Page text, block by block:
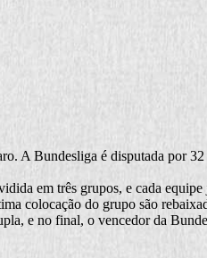
A Bundesliga é disputada por
em três grupos, e cada
colocação do grupo são
e no final, o vencedor da